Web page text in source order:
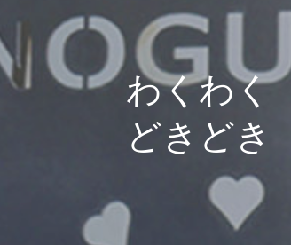
わくわく
どき どき